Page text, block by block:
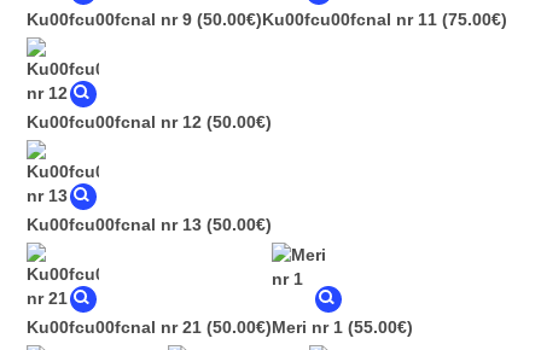
Ku00fcu00fcnal nr 9 (50.00€)Ku00fcu00fcnal nr 11 (75.00€)
Ku00fcu00fcnal nr 12 (50.00€)
Ku00fcu00fcnal nr 13 (50.00€)
Ku00fcu00fcnal nr 21 (50.00€)Meri nr 1 (55.00€)